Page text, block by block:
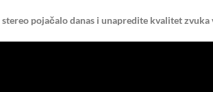
pojačalo danas i unapredite kvalitet zvuka